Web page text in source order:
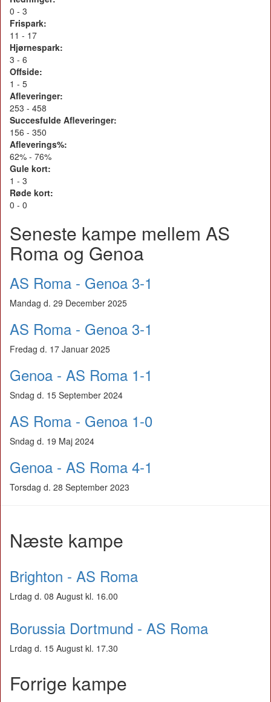
0 - 3
Frispark:
11 - 17
Hjørnespark:
3 - 6
Offside:
1 - 5
Afleveringer:
253 - 458
Succesfulde Afleveringer:
156 - 350
Afleverings%:
62% - 76%
Gule kort:
1 - 3
Røde kort:
0 - 0
Seneste kampe mellem AS
Roma og Genoa
AS Roma - Genoa 3-1
Mandag d. 29 December 2025
AS Roma - Genoa 3-1
Fredag d. 17 Januar 2025
Genoa - AS Roma 1-1
Sndag d. 15 September 2024
AS Roma - Genoa 1-0
Sndag d. 19 Maj 2024
Genoa - AS Roma 4-1
Torsdag d. 28 September 2023
Næste kampe
Brighton - AS Roma
Lrdag d. 08 August kl. 16.00
Borussia Dortmund - AS Roma
Lrdag d. 15 August kl. 17.30
Forrige kampe